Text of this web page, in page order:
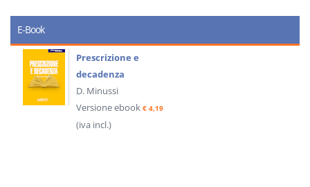
E-Book
Prescrizione e
decadenza
D. Minussi
Versione ebook € 4,19
(iva incl.)